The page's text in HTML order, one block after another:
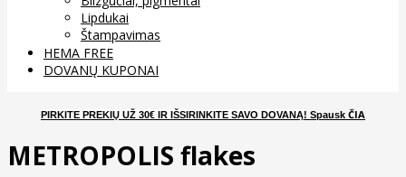
Lipdukai
Štampavimas
HEMA FREE
DOVANŲ KUPONAI
PIRKITE PREKIŲ UŽ 30€ IR IŠSIRINKITE SAVO DOVANĄ! Spausk ČIA
METROPOLIS flakes